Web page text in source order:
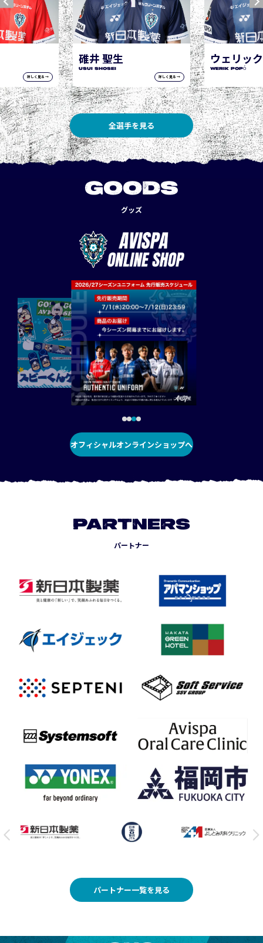
詳しく見る →
ウェリック ポポ
詳しく見る →
全選手を見る
GOODS
グッズ
オフィシャルオンラインショップへ
PARTNERS
パートナー
パートナー一覧を見る